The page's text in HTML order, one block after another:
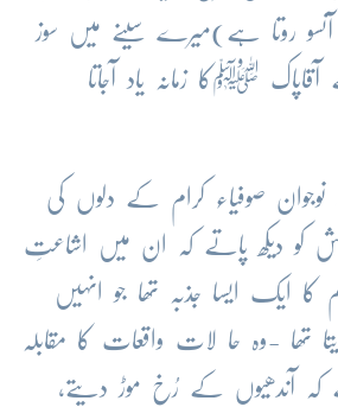
آنسو روتا ہے )میرے سینے میں سوز
آقاپاک ﷺکا زمانہ یاد آجاتا
نوجوان صوفیاء کرام کے دلوں کی
کو دیکھ پاتے کہ ان میں اشاعتِ
کا ایک ایسا جذبہ تھا جو انہیں
تھا -وہ حا لات واقعات کا مقابلہ
کہ آندھیوں کے رُخ موڑ دیتے،